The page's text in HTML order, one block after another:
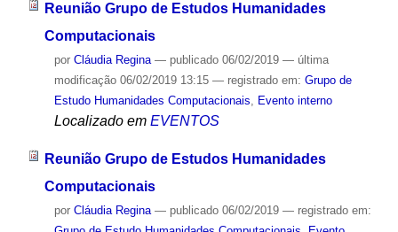
Reunião Grupo de Estudos Humanidades
Computacionais
por Cláudia Regina — publicado06/02/2019 — última
modificação06/02/2019 13:15 — registrado em: Grupo de
Estudo Humanidades Computacionais, Evento interno
Localizado em EVENTOS
Reunião Grupo de Estudos Humanidades
Computacionais
por Cláudia Regina — publicado06/02/2019 — registrado em: